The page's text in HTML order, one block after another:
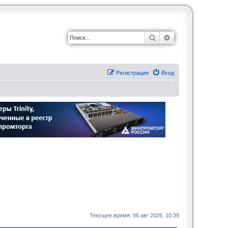
Поиск
Вход
Регистрация
Текущее время: 06 авг 2026, 10:39